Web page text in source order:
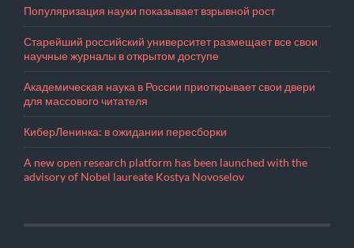
Популяризация науки показывает взрывной рост
Старейший российский университет размещает все свои
научные журналы в открытом доступе
Академическая наука в России приоткрывает свои двери
для массового читателя
КиберЛенинка: в ожидании пересборки
A new open research platform has been launched with the
advisory of Nobel laureate Kostya Novoselov